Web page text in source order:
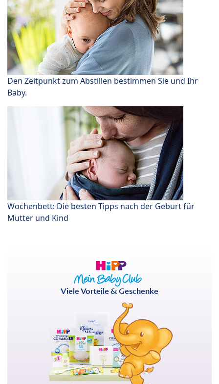
Den Zeitpunkt zum Abstillen bestimmen Sie und Ihr
Baby.
Wochenbett: Die besten Tipps nach der Geburt für
Mutter und Kind
Viele Vorteile & Geschenke